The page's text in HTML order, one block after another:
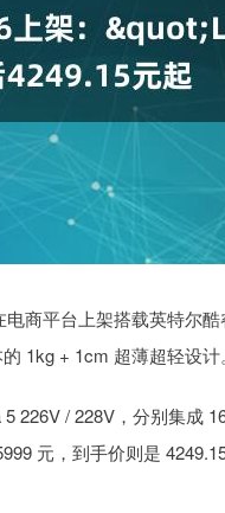
商平台上架搭载英特尔
1kg + 1cm 超薄超轻设计。
226V / 228V，分别集成
元，到手价则是